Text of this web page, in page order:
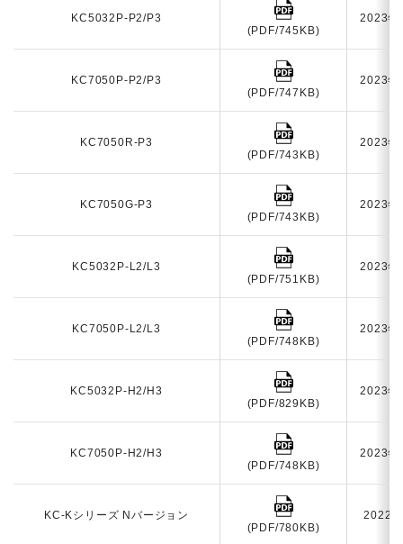
KC5032P-P2/P3
(PDF/745KB)
2023年
KC7050P-P2/P3
(PDF/747KB)
2023年
KC7050R-P3
(PDF/743KB)
2023年
KC7050G-P3
(PDF/743KB)
2023年
KC5032P-L2/L3
(PDF/751KB)
2023年
KC7050P-L2/L3
(PDF/748KB)
2023年
KC5032P-H2/H3
(PDF/829KB)
2023年
KC7050P-H2/H3
(PDF/748KB)
2023年
KC-Kシリーズ Nバージョン
(PDF/780KB)
2022